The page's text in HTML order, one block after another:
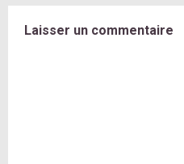
Laisser un commentaire